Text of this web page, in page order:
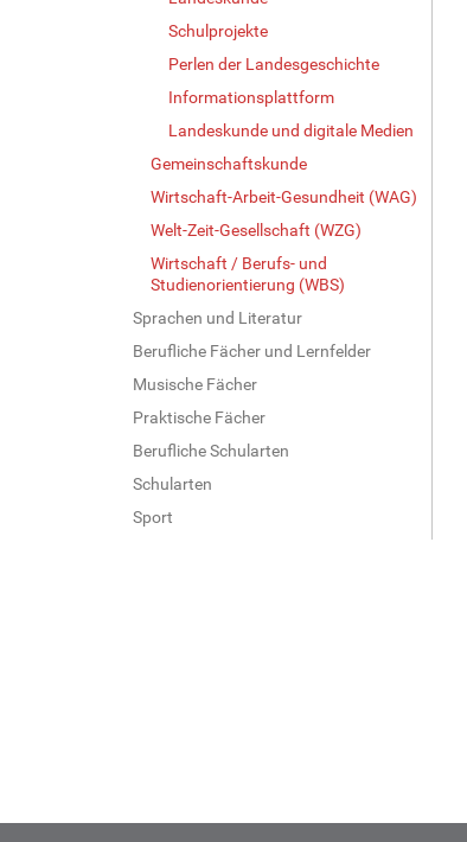
Schulprojekte
Perlen der Landesgeschichte
Informationsplattform
Landeskunde und digitale Medien
Gemeinschaftskunde
Wirtschaft-Arbeit-Gesundheit (WAG)
Welt-Zeit-Gesellschaft (WZG)
Wirtschaft / Berufs- und
Studienorientierung (WBS)
Sprachen und Literatur
Berufliche Fächer und Lernfelder
Musische Fächer
Praktische Fächer
Berufliche Schularten
Schularten
Sport